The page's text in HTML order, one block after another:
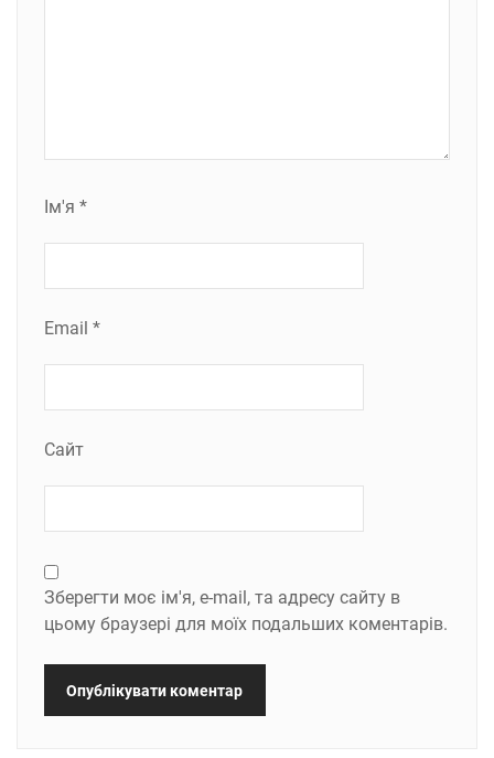
Ім'я *
Email *
Сайт
Зберегти моє ім'я, e-mail, та адресу сайту в
цьому браузері для моїх подальших коментарів.